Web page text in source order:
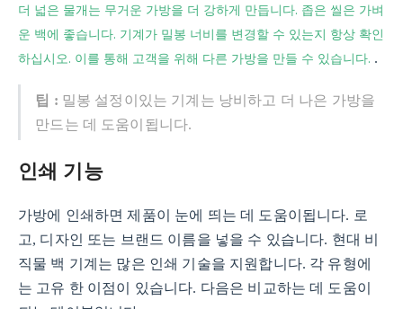
더 넓은 물개는 무거운 가방을 더 강하게 만듭니다. 좁은 씰은 가벼
운 백에 좋습니다. 기계가 밀봉 너비를 변경할 수 있는지 항상 확인
하십시오. 이를 통해 고객을 위해 다른 가방을 만들 수 있습니다. .
팁 : 밀봉 설정이있는 기계는 낭비하고 더 나은 가방을
만드는 데 도움이됩니다.
인쇄 기능
가방에 인쇄하면 제품이 눈에 띄는 데 도움이됩니다. 로
고, 디자인 또는 브랜드 이름을 넣을 수 있습니다. 현대 비
직물 백 기계는 많은 인쇄 기술을 지원합니다. 각 유형에
는 고유 한 이점이 있습니다. 다음은 비교하는 데 도움이